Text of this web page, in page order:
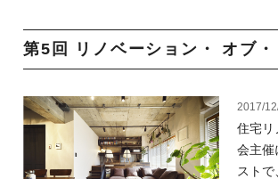
第5回 リノベーション・ オブ
2017/
住宅リ
会主催
スト